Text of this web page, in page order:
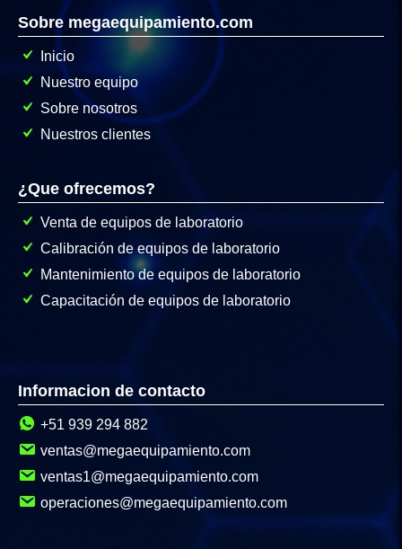
Sobre megaequipamiento.com
Inicio
Nuestro equipo
Sobre nosotros
Nuestros clientes
¿Que ofrecemos?
Venta de equipos de laboratorio
Calibración de equipos de laboratorio
Mantenimiento de equipos de laboratorio
Capacitación de equipos de laboratorio
Informacion de contacto
+51 939 294 882
ventas@megaequipamiento.com
ventas1@megaequipamiento.com
operaciones@megaequipamiento.com